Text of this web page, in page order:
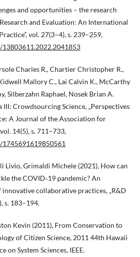
and opportunities – the research
and Evaluation: An International
vol. 27(3–4), s. 239–259,
Charles R., Chartier Christopher R.,
Mallory C., Lai Calvin K., McCarthy
Silberzahn Raphael, Nosek Brian A.
III: Crowdsourcing Science, „Perspectives
A Journal of the Association for
14(5), s. 711–733,
Livio, Grimaldi Michele (2021), How can
the COVID‐19 pandemic? An
collaborative practices, „R&D
s. 183–194.
Kevin (2011), From Conservation to
of Citizen Science, 2011 44th Hawaii
on System Sciences, IEEE.